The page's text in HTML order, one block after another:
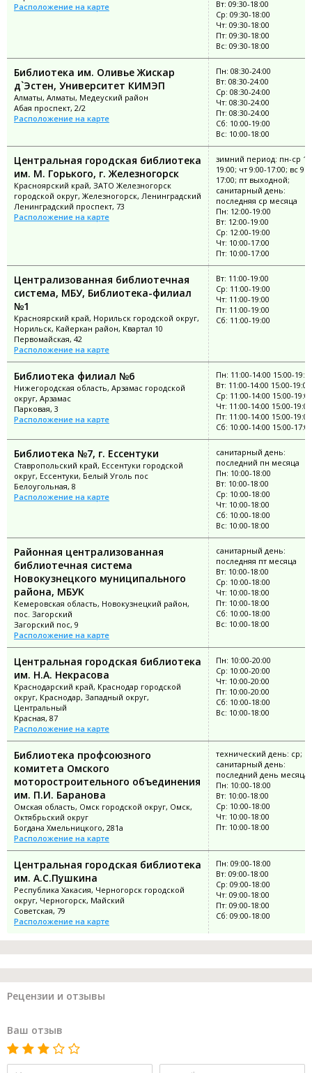
Расположение на карте
Вт: 09:30-18:00
Ср: 09:30-18:00
Чт: 09:30-18:00
Пт: 09:30-18:00
Вс: 09:30-18:00
Библиотека им. Оливье Жискар
д`Эстен, Университет КИМЭП
Алматы, Алматы, Медеуский район
Абая проспект, 2/2
Расположение на карте
Пн: 08:30-24:00
Вт: 08:30-24:00
Ср: 08:30-24:00
Чт: 08:30-24:00
Пт: 08:30-24:00
Сб: 10:00-19:00
Вс: 10:00-18:00
Центральная городская библиотека
им. М. Горького, г. Железногорск
Красноярский край, ЗАТО Железногорск
городской округ, Железногорск, Ленинградский
Ленинградский проспект, 73
Расположение на карте
зимний период: пн-ср
19:00; чт 9:00-17:00; вс
17:00; пт выходной;
санитарный день:
последняя ср месяца
Пн: 12:00-19:00
Вт: 12:00-19:00
Ср: 12:00-19:00
Чт: 10:00-17:00
Пт: 10:00-17:00
Централизованная библиотечная
система, МБУ, Библиотека-филиал
№1
Красноярский край, Норильск городской округ,
Норильск, Кайеркан район, Квартал 10
Первомайская, 42
Расположение на карте
Вт: 11:00-19:00
Ср: 11:00-19:00
Чт: 11:00-19:00
Пт: 11:00-19:00
Сб: 11:00-19:00
Библиотека филиал №6
Нижегородская область, Арзамас городской
округ, Арзамас
Парковая, 3
Расположение на карте
Пн: 11:00-14:00 15:00-
Вт: 11:00-14:00 15:00-19:00
Ср: 11:00-14:00 15:00-19:00
Чт: 11:00-14:00 15:00-19:00
Пт: 11:00-14:00 15:00-19:00
Сб: 10:00-14:00 15:00-17:00
Библиотека №7, г. Ессентуки
Ставропольский край, Ессентуки городской
округ, Ессентуки, Белый Уголь пос
Белоугольная, 8
Расположение на карте
санитарный день:
последний пн месяца
Пн: 10:00-18:00
Вт: 10:00-18:00
Ср: 10:00-18:00
Чт: 10:00-18:00
Сб: 10:00-18:00
Вс: 10:00-18:00
Районная централизованная
библиотечная система
Новокузнецкого муниципального
района, МБУК
Кемеровская область, Новокузнецкий район,
пос. Загорский
Загорский пос, 9
Расположение на карте
санитарный день:
последняя пт месяца
Вт: 10:00-18:00
Ср: 10:00-18:00
Чт: 10:00-18:00
Пт: 10:00-18:00
Сб: 10:00-18:00
Вс: 10:00-18:00
Центральная городская библиотека
им. Н.А. Некрасова
Краснодарский край, Краснодар городской
округ, Краснодар, Западный округ,
Центральный
Красная, 87
Расположение на карте
Пн: 10:00-20:00
Ср: 10:00-20:00
Чт: 10:00-20:00
Пт: 10:00-20:00
Сб: 10:00-18:00
Вс: 10:00-18:00
Библиотека профсоюзного
комитета Омского
моторостроительного объединения
им. П.И. Баранова
Омская область, Омск городской округ, Омск,
Октябрьский округ
Богдана Хмельницкого, 281а
Расположение на карте
технический день: ср;
санитарный день:
последний день месяца
Пн: 10:00-18:00
Вт: 10:00-18:00
Ср: 10:00-18:00
Чт: 10:00-18:00
Пт: 10:00-18:00
Центральная городская библиотека
им. А.С.Пушкина
Республика Хакасия, Черногорск городской
округ, Черногорск, Майский
Советская, 79
Расположение на карте
Пн: 09:00-18:00
Вт: 09:00-18:00
Ср: 09:00-18:00
Чт: 09:00-18:00
Пт: 09:00-18:00
Сб: 09:00-18:00
Рецензии и отзывы
Ваш отзыв